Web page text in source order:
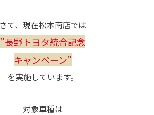
さて、現在松本南店では
”長野トヨタ統合記念
キャンペーン”
を実施しています。
対象車種は